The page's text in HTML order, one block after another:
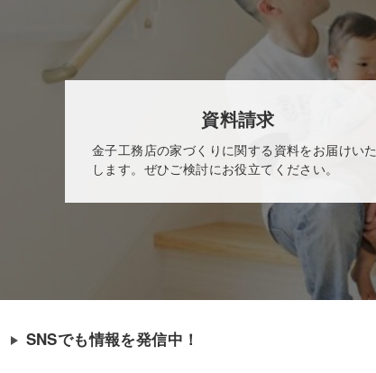
資料請求
金子工務店の家づくりに関する資料をお届けいた
します。ぜひご検討にお役立てください。
SNSでも情報を発信中！